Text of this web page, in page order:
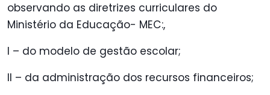
observando as diretrizes curriculares do
Ministério da Educação- MEC:,
I – do modelo de gestão escolar;
II – da administração dos recursos financeiros;